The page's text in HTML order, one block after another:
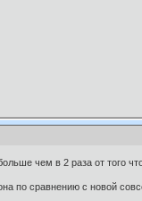
чем в 2 раза от того
по сравнению с новой